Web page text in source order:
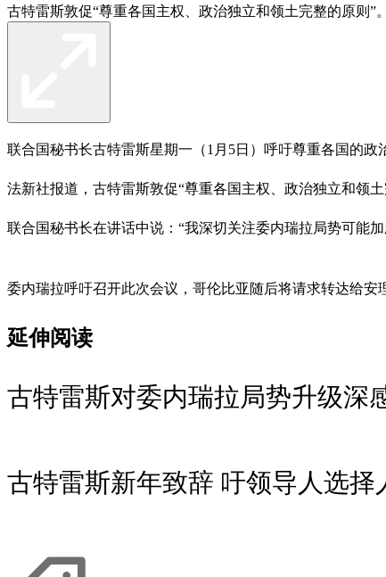
古特雷斯敦促“尊重各国主权、政治独立和领土完整的原则
联合国秘书长古特雷斯星期一（1月5日）呼吁尊重各国的
法新社报道，古特雷斯敦促“尊重各国主权、政治独立和领
联合国秘书长在讲话中说：“我深切关注委内瑞拉局势可能
委内瑞拉呼吁召开此次会议，哥伦比亚随后将请求转达给安
延伸阅读
古特雷斯对委内瑞拉局势升级深
古特雷斯新年致辞 吁领导人选